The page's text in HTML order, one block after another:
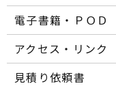
電子書籍・ＰＯＤ
アクセス・リンク
見積り依頼書